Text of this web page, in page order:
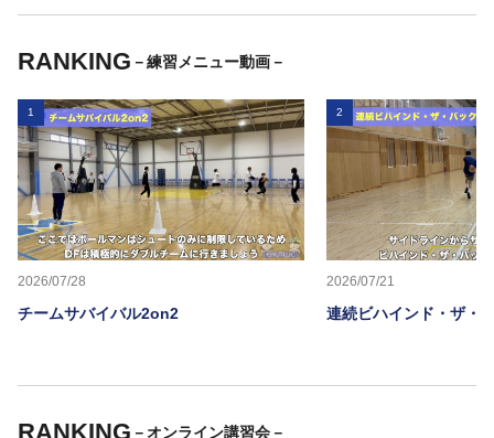
RANKING －練習メニュー動画－
1
2026/07/28
チームサバイバル2on2
2
2026/07/21
連続ビハインド・ザ・
RANKING －オンライン講習会－